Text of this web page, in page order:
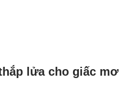
lửa cho giấc mơ